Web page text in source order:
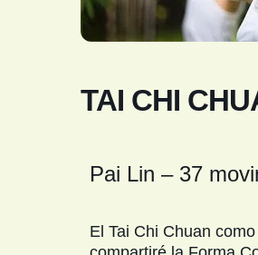
TAI CHI
Pai Lin – 37
El Tai Chi Chuan